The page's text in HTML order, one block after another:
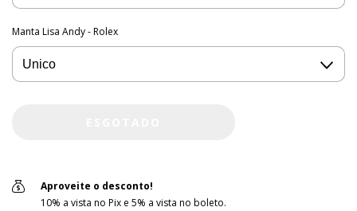
Manta Lisa Andy - Rolex
Aproveite o desconto!
10% a vista no Pix e 5% a vista no boleto.